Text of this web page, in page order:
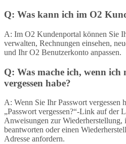
Q: Was kann ich im O2
A: Im O2 Kundenportal können Sie
verwalten, Rechnungen einsehen,
und Ihr O2 Benutzerkonto anpassen.
Q: Was mache ich, wenn ich
vergessen habe?
A: Wenn Sie Ihr Passwort vergessen
„Passwort vergessen?“-Link auf der
Anweisungen zur Wiederherstellung,
beantworten oder einen
Adresse anfordern.